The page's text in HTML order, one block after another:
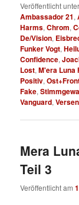
Veröffentlicht unter
Ambassador 21,
Harms,Chrom,
De/Vision,
Funker Vogt,
Confidence,
Lost,M'era Luna
Positiv,
Fake,
Vanguard,
Mera
Teil 3
Veröffentlicht am